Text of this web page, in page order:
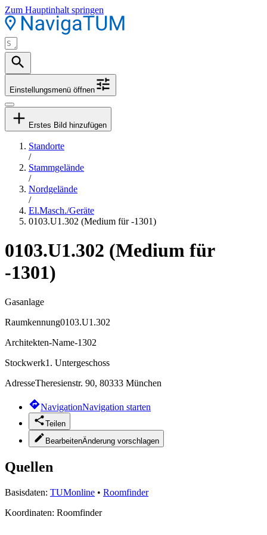
Zum Hauptinhalt springen
Einstellungsmenü öffnen
Erstes Bild hinzufügen
Standorte
/
Stammgelände
/
Nordgelände
/
El.Masch./Geräte
0103.U1.302 (Medium für -1301)
0103.U1.302 (Medium für
-1301)
Gasanlage
Raumkennung0103.U1.302
Architekten-Name-1302
Stockwerk1. Untergeschoss
AdresseTheresienstr. 90, 80333 München
NavigationNavigation starten
Teilen
BearbeitenÄnderung vorschlagen
Quellen
Basisdaten: TUMonline • Roomfinder
Koordinaten: Roomfinder